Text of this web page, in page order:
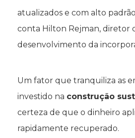
atualizados e com alto
conta Hilton Rejman, diretor
desenvolvimento da
Um fator que tranquiliza as
investido na construção
certeza de que o dinheiro
rapidamente recuperado.